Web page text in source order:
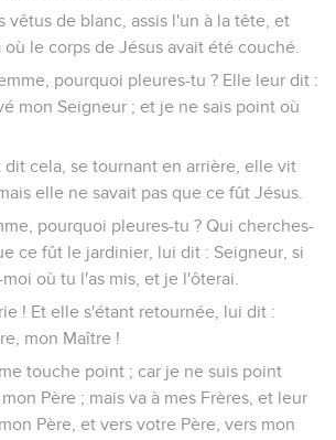
vêtus de blanc, assis l'un à la tête, et
le corps de Jésus avait été couché.
pourquoi pleures-tu ? Elle leur dit :
mon Seigneur ; et je ne sais point où
dit cela, se tournant en arrière, elle vit
elle ne savait pas que ce fût Jésus.
pourquoi pleures-tu ? Qui cherches-
ce fût le jardinier, lui dit : Seigneur, si
où tu l'as mis, et je l'ôterai.
! Et elle s'étant retournée, lui dit :
mon Maître !
touche point ; car je ne suis point
Père ; mais va à mes Frères, et leur
Père, et vers votre Père, vers mon